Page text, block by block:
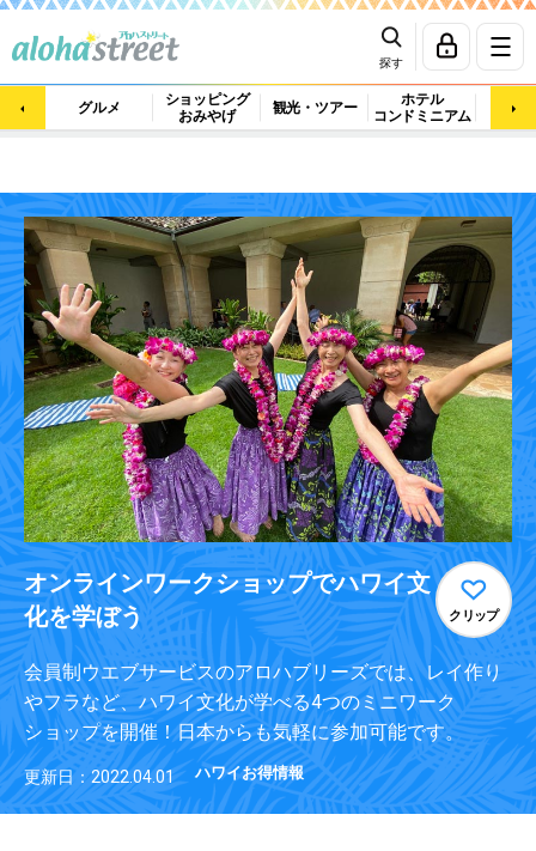
探す
グルメ
ショッピング
おみやげ
観光・ツアー
ホテル
コンドミニアム
マッ
オンラインワークショップでハワイ文
化を学ぼう
クリップ
会員制ウエブサービスのアロハブリーズでは、レイ作り
やフラなど、ハワイ文化が学べる4つのミニワーク
ショップを開催！日本からも気軽に参加可能です。
更新日：2022.04.01 ハワイお得情報